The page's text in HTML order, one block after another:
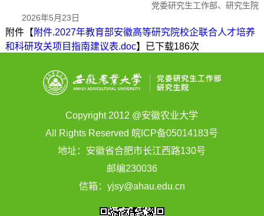
党委研究生工作部、研究生院
2026年5月23日
附件【 附件.2027年教育部安徽高等研究院校企联合人才培养
和科研攻关项目指南建议表.doc】已下载186次
Copyright 2012 @安徽农业大学
All Rights Reserved 皖ICP备05014183号
地址：安徽省合肥市长江西路130号
邮编230036
信箱：yjsy@ahau.edu.cn